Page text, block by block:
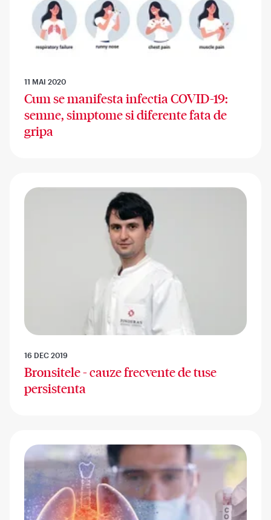
11 MAI 2020
Cum se manifesta infectia COVID-19:
semne, simptome si diferente fata de
gripa
16 DEC 2019
Bronsitele - cauze frecvente de tuse
persistenta